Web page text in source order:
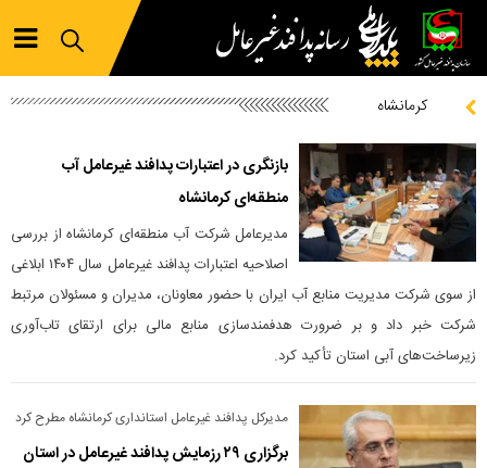
کرمانشاه
بازنگری در اعتبارات پدافند غیرعامل آب
منطقه‌ای کرمانشاه
مدیرعامل شرکت آب منطقه‌ای کرمانشاه از بررسی
اصلاحیه اعتبارات پدافند غیرعامل سال ۱۴۰۴ ابلاغی
از سوی شرکت مدیریت منابع آب ایران با حضور معاونان، مدیران و مسئولان مرتبط
شرکت خبر داد و بر ضرورت هدفمند‌سازی منابع مالی برای ارتقای تاب‌آوری
زیرساخت‌های آبی استان تأکید کرد.
مدیرکل پدافند غیرعامل استانداری کرمانشاه مطرح کرد
برگزاری ۲۹ رزمایش پدافند غیرعامل در استان